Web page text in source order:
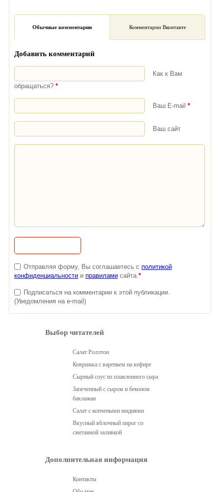
Обычные комментарии Комментарии Вконтакте
Добавить комментарий
Как к Вам
обращаться? *
Ваш E-mail *
Ваш сайт
Отправляя форму, Вы соглашаетесь с политикой
конфиденциальности и правилами сайта. *
Подписаться на комментарии к этой публикации.
(Уведомления на e-mail)
Выбор читателей
Салат Роллтон
Коврижка с вареньем на кефире
Сырный соус из плавленного сыра
Запеченный с сыром и беконом
баклажан
Салат с копчеными мидиями
Вкусный яблочный пирог со
сметанной заливкой
Дополнительная информация
Контакты